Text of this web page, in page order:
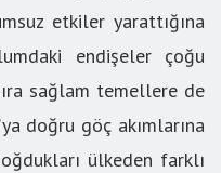
etkiler yarattığına
endişeler çoğu
sağlam temellere de
doğru göç akımlarına
ülkeden farklı